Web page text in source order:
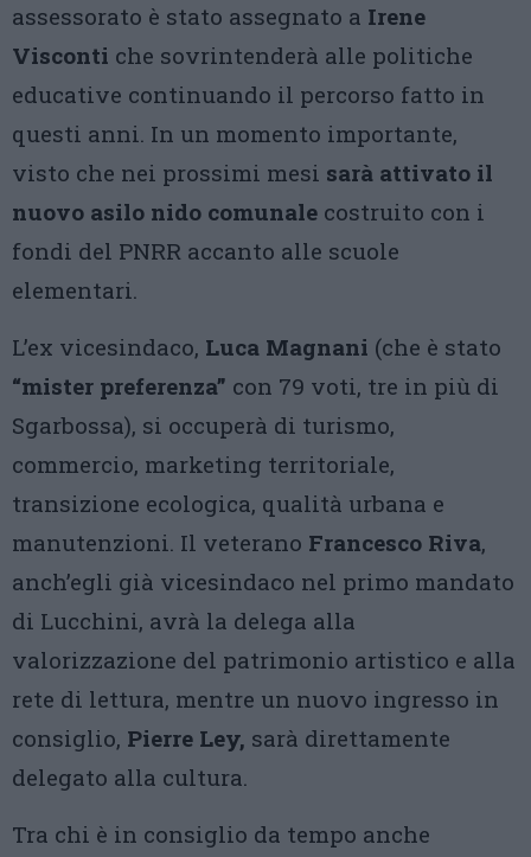
assessorato è stato assegnato a Irene
Visconti che sovrintenderà alle politiche
educative continuando il percorso fatto in
questi anni. In un momento importante,
visto che nei prossimi mesi sarà attivato il
nuovo asilo nido comunale costruito con i
fondi del PNRR accanto alle scuole
elementari.
L’ex vicesindaco, Luca Magnani (che è stato
“mister preferenza” con 79 voti, tre in più di
Sgarbossa), si occuperà di turismo,
commercio, marketing territoriale,
transizione ecologica, qualità urbana e
manutenzioni. Il veterano Francesco Riva,
anch’egli già vicesindaco nel primo mandato
di Lucchini, avrà la delega alla
valorizzazione del patrimonio artistico e alla
rete di lettura, mentre un nuovo ingresso in
consiglio, Pierre Ley, sarà direttamente
delegato alla cultura.
Tra chi è in consiglio da tempo anche